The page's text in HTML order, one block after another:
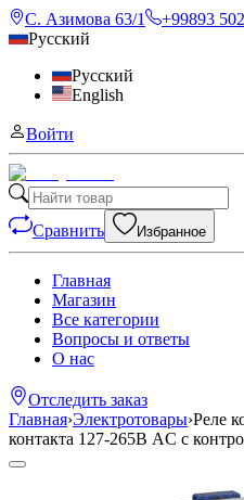
С. Азимова 63/1
+99893
Русский
Русский
English
Войти
Сравнить Избранное
Главная
Магазин
Все категории
Вопросы и ответы
О нас
Отследить заказ
Главная›Электротовары›Реле
контакта 127-265В AC с